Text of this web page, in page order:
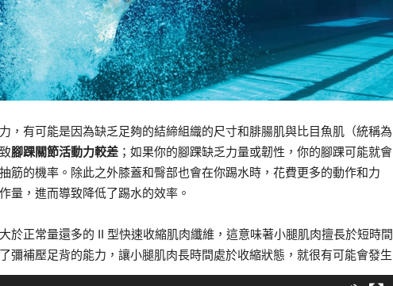
，有可能是因為缺乏足夠的結締組織的尺寸和腓腸肌與比目魚肌（統稱為
腳踝關節活動力較差 ；如果你的腳踝缺乏力量或韌性，你的腳踝可能就會
筋的機率。除此之外膝蓋和臀部也會在你踢水時，花費更多的動作和力
量，進而導致降低了踢水的效率。
於正常量還多的 II 型快速收縮肌肉纖維，這意味著小腿肌肉擅長於短時間
彌補壓足背的能力，讓小腿肌肉長時間處於收縮狀態，就很有可能會發生